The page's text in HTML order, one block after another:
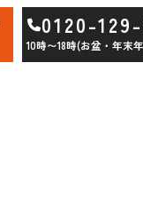
0120-
10時〜18時(お盆・年末